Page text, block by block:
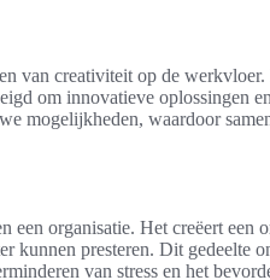
van creativiteit op de
om innovatieve oplossingen
mogelijkheden, waardoor
een organisatie. Het creëert een
kunnen presteren. Dit gedeelte
van stress en het